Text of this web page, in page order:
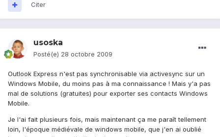
Citer
usoska
Posté(e) 28 octobre 2009
Outlook Express n'est pas synchronisable via activesync sur un
Windows Mobile, du moins pas à ma connaissance ! Mais y'a pas
mal de solutions (gratuites) pour exporter ses contacts Windows
Mobile.
Je l'ai fait plusieurs fois, mais maintenant ça me paraît tellement
loin, l'époque médiévale de windows mobile, que j'en ai oublié